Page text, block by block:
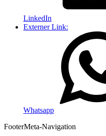
LinkedIn
Externer Link:
Whatsapp
FooterMeta-Navigation